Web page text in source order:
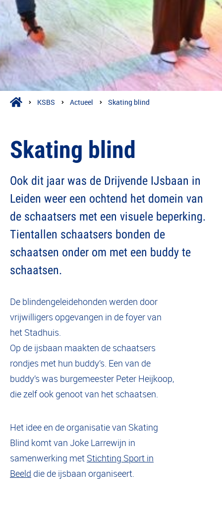
KSBS Actueel Skating blind
Skating blind
Ook dit jaar was de Drijvende IJsbaan in
Leiden weer een ochtend het domein van
de schaatsers met een visuele beperking.
Tientallen schaatsers bonden de
schaatsen onder om met een buddy te
schaatsen.
De blindengeleidehonden werden door
vrijwilligers opgevangen in de foyer van
het Stadhuis.
Op de ijsbaan maakten de schaatsers
rondjes met hun buddy’s. Een van de
buddy’s was burgemeester Peter Heijkoop,
die zelf ook genoot van het schaatsen.
Het idee en de organisatie van Skating
Blind komt van Joke Larrewijn in
samenwerking met Stichting Sport in
Beeld die de ijsbaan organiseert.